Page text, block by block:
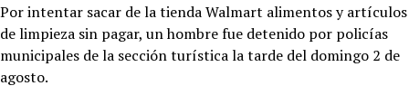
Por intentar sacar de la tienda Walmart alimentos y artículos
de limpieza sin pagar, un hombre fue detenido por policías
municipales de la sección turística la tarde del domingo 2 de
agosto.